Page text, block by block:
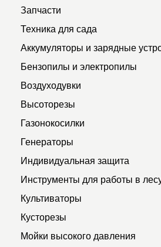
Запчасти
Техника для сада
Аккумуляторы и зарядные
Бензопилы и электропилы
Воздуходувки
Высоторезы
Газонокосилки
Генераторы
Индивидуальная защита
Инструменты для работы в
Культиваторы
Кусторезы
Мойки высокого давления